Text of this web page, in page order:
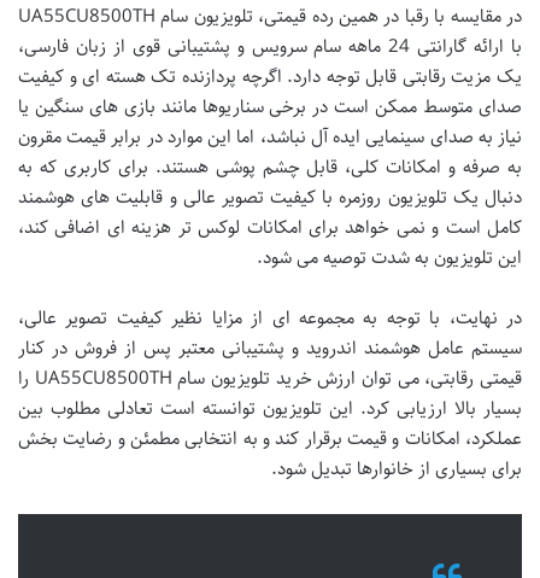
در مقایسه با رقبا در همین رده قیمتی، تلویزیون سام UA55CU8500TH
با ارائه گارانتی 24 ماهه سام سرویس و پشتیبانی قوی از زبان فارسی،
یک مزیت رقابتی قابل توجه دارد. اگرچه پردازنده تک هسته ای و کیفیت
صدای متوسط ممکن است در برخی سناریوها مانند بازی های سنگین یا
نیاز به صدای سینمایی ایده آل نباشد، اما این موارد در برابر قیمت مقرون
به صرفه و امکانات کلی، قابل چشم پوشی هستند. برای کاربری که به
دنبال یک تلویزیون روزمره با کیفیت تصویر عالی و قابلیت های هوشمند
کامل است و نمی خواهد برای امکانات لوکس تر هزینه ای اضافی کند،
این تلویزیون به شدت توصیه می شود.
در نهایت، با توجه به مجموعه ای از مزایا نظیر کیفیت تصویر عالی،
سیستم عامل هوشمند اندروید و پشتیبانی معتبر پس از فروش در کنار
قیمتی رقابتی، می توان ارزش خرید تلویزیون سام UA55CU8500TH را
بسیار بالا ارزیابی کرد. این تلویزیون توانسته است تعادلی مطلوب بین
عملکرد، امکانات و قیمت برقرار کند و به انتخابی مطمئن و رضایت بخش
برای بسیاری از خانوارها تبدیل شود.